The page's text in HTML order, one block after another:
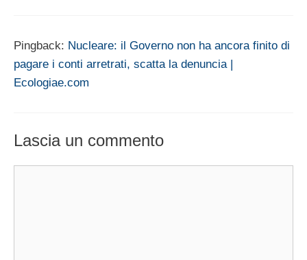
Pingback: Nucleare: il Governo non ha ancora finito di
pagare i conti arretrati, scatta la denuncia |
Ecologiae.com
Lascia un commento